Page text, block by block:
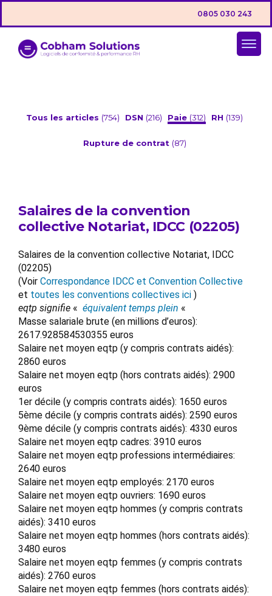
0805 030 243
Tous les articles (754) DSN (216) Paie (312) RH (139)
Rupture de contrat (87)
Salaires de la convention
collective Notariat, IDCC (02205)
Salaires de la convention collective Notariat, IDCC
(02205)
(Voir Correspondance IDCC et Convention Collective
et toutes les conventions collectives ici )
eqtp signifie « équivalent temps plein «
Masse salariale brute (en millions d’euros):
2617.928584530355 euros
Salaire net moyen eqtp (y compris contrats aidés):
2860 euros
Salaire net moyen eqtp (hors contrats aidés): 2900
euros
1er décile (y compris contrats aidés): 1650 euros
5ème décile (y compris contrats aidés): 2590 euros
9ème décile (y compris contrats aidés): 4330 euros
Salaire net moyen eqtp cadres: 3910 euros
Salaire net moyen eqtp professions intermédiaires:
2640 euros
Salaire net moyen eqtp employés: 2170 euros
Salaire net moyen eqtp ouvriers: 1690 euros
Salaire net moyen eqtp hommes (y compris contrats
aidés): 3410 euros
Salaire net moyen eqtp hommes (hors contrats aidés):
3480 euros
Salaire net moyen eqtp femmes (y compris contrats
aidés): 2760 euros
Salaire net moyen eqtp femmes (hors contrats aidés):